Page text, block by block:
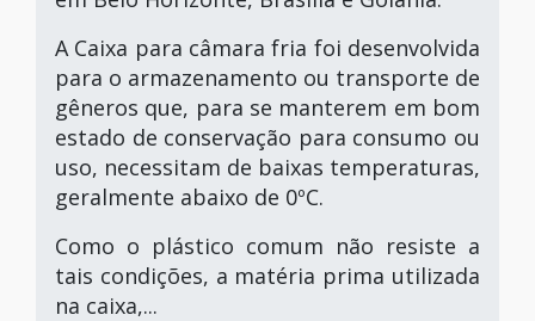
A Caixa para câmara fria foi desenvolvida
para o armazenamento ou transporte de
gêneros que, para se manterem em bom
estado de conservação para consumo ou
uso, necessitam de baixas temperaturas,
geralmente abaixo de 0ºC.
Como o plástico comum não resiste a
tais condições, a matéria prima utilizada
na caixa,...